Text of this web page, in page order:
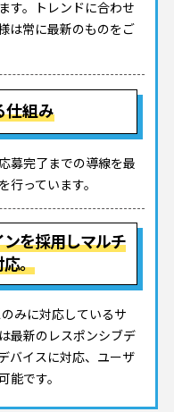
す。トレンドに合わせ
は常に最新のものをご
仕組み
募完了までの導線を最
っています。
を採用しマルチ
。
みに対応しているサ
最新のレスポンシブデ
バイスに対応、ユーザ
です。